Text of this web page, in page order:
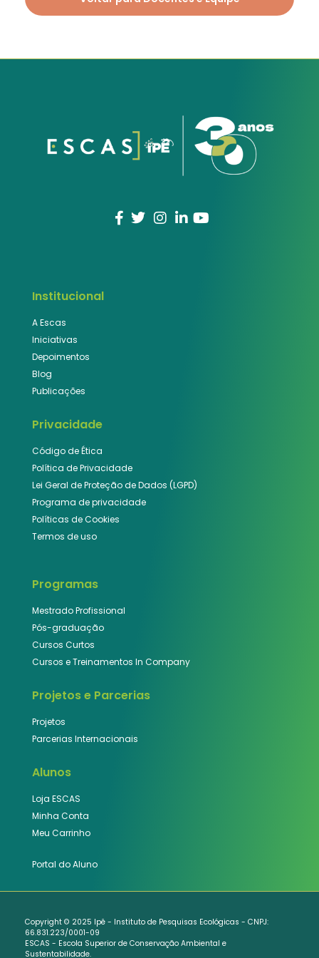
Institucional
A Escas
Iniciativas
Depoimentos
Blog
Publicações
Privacidade
Código de Ética
Política de Privacidade
Lei Geral de Proteção de Dados (LGPD)
Programa de privacidade
Políticas de Cookies
Termos de uso
Programas
Mestrado Profissional
Pós-graduação
Cursos Curtos
Cursos e Treinamentos In Company
Projetos e Parcerias
Projetos
Parcerias Internacionais
Alunos
Loja ESCAS
Minha Conta
Meu Carrinho
Portal do Aluno
Copyright © 2025 Ipê - Instituto de Pesquisas Ecológicas - CNPJ:
66.831.223/0001-09
ESCAS - Escola Superior de Conservação Ambiental e
Sustentabilidade.